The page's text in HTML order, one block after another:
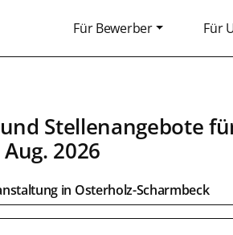
Für Bewerber Für
Stellenangebote
2026
in Osterholz-Scharmbeck